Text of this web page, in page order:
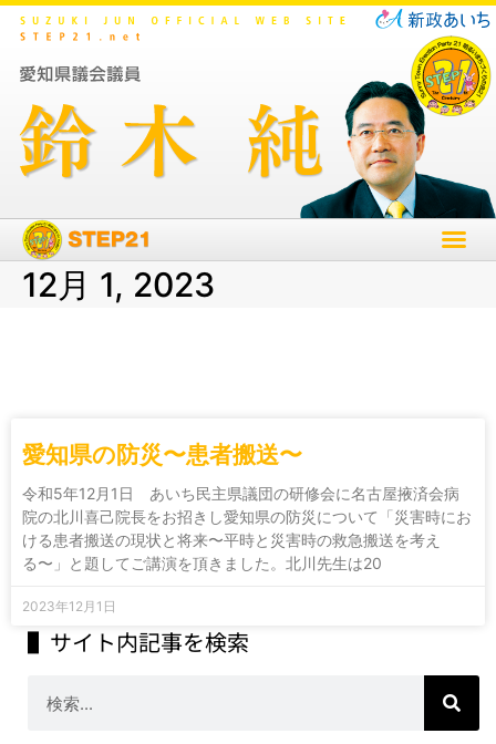
12月 1, 2023
愛知県の防災〜患者搬送〜
令和5年12月1日 あいち民主県議団の研修会に名古屋掖済会病
院の北川喜己院長をお招きし愛知県の防災について「災害時にお
ける患者搬送の現状と将来〜平時と災害時の救急搬送を考え
る〜」と題してご講演を頂きました。北川先生は20
2023年12月1日
▌サイト内記事を検索